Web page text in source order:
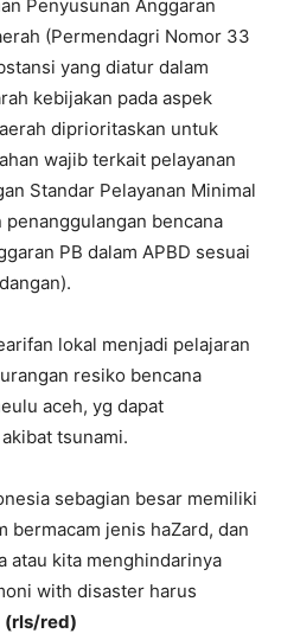
Penyusunan Anggaran
(Permendagri Nomor 33
yang diatur dalam
kebijakan pada aspek
diprioritaskan untuk
wajib terkait pelayanan
Standar Pelayanan Minimal
bencana
PB dalam APBD sesuai
lokal menjadi pelajaran
resiko bencana
aceh, yg dapat
tsunami.
sebagian besar memiliki
bermacam jenis haZard, dan
atau kita menghindarinya
with disaster harus
(rls/red)